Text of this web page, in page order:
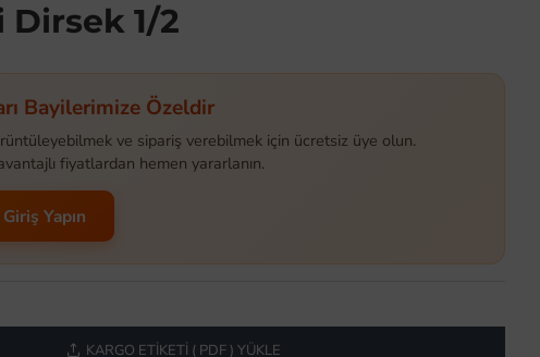
Dirsek 1/2
Bayilerimize Özeldir
ve sipariş verebilmek için ücretsiz üye olun.
fiyatlardan hemen yararlanın.
Yapın
KARGO ETIKETI ( PDF ) YÜKLE